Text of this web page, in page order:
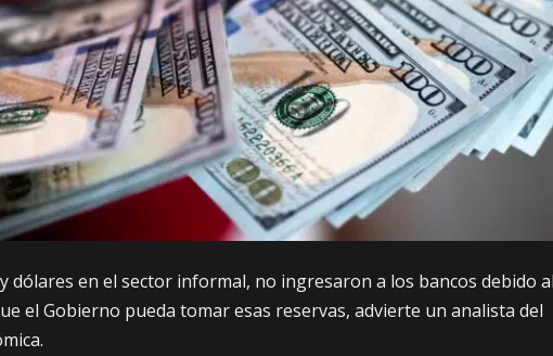
dólares en el sector informal, no ingresaron a los bancos debido al
el Gobierno pueda tomar esas reservas, advierte un analista del